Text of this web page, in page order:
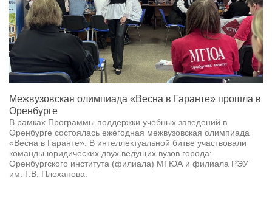
Межвузовская олимпиада «Весна в Гаранте» прошла в
Оренбурге
В рамках Программы поддержки учебных заведений в
Оренбурге состоялась ежегодная межвузовская олимпиада
«Весна в Гаранте». В интеллектуальной битве участвовали
команды юридических двух ведущих вузов города:
Оренбургского института (филиала) МГЮА и филиала РЭУ
им. Г.В. Плеханова.